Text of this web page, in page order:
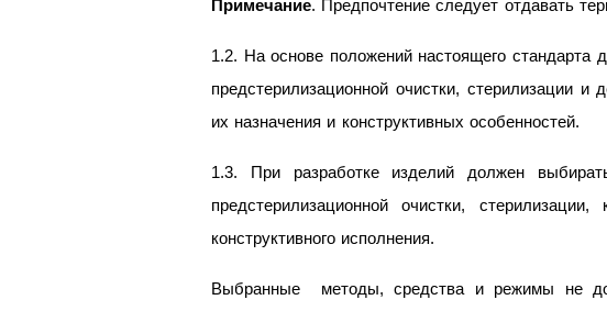
Примечание. Предпочтение следует отдавать
1.2. На основе положений настоящего
предстерилизационной очистки, стерилизации
их назначения и конструктивных особенностей.
1.3. При разработке изделий должен
предстерилизационной очистки,
конструктивного исполнения.
Выбранные методы, средства и режимы не